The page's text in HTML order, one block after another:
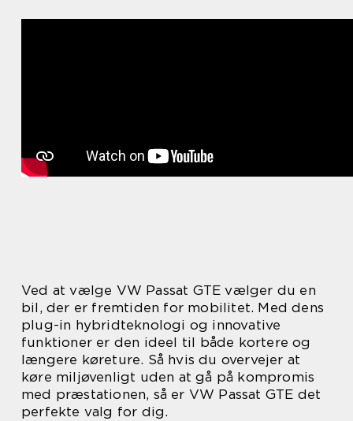
Ved at vælge VW Passat GTE vælger du en
bil, der er fremtiden for mobilitet. Med dens
plug-in hybridteknologi og innovative
funktioner er den ideel til både kortere og
længere køreture. Så hvis du overvejer at
køre miljøvenligt uden at gå på kompromis
med præstationen, så er VW Passat GTE det
perfekte valg for dig.